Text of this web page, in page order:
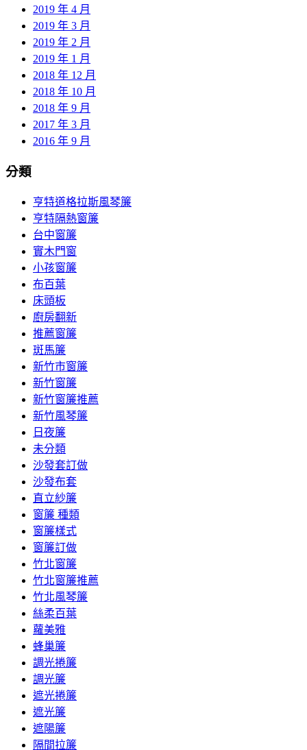
2019 年 4 月
2019 年 3 月
2019 年 2 月
2019 年 1 月
2018 年 12 月
2018 年 10 月
2018 年 9 月
2017 年 3 月
2016 年 9 月
分類
亨特道格拉斯風琴簾
亨特隔熱窗簾
台中窗簾
實木門窗
小孩窗簾
布百葉
床頭板
廚房翻新
推薦窗簾
斑馬簾
新竹市窗簾
新竹窗簾
新竹窗簾推薦
新竹風琴簾
日夜簾
未分類
沙發套訂做
沙發布套
直立紗簾
窗簾 種類
窗簾樣式
窗簾訂做
竹北窗簾
竹北窗簾推薦
竹北風琴簾
絲柔百葉
蘿美雅
蜂巢簾
調光捲簾
調光簾
遮光捲簾
遮光簾
遮陽簾
隔間拉簾